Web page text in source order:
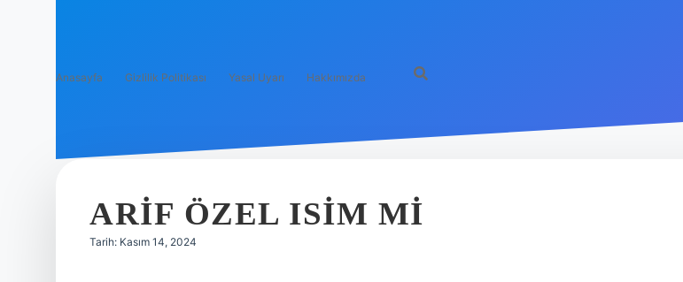
Anasayfa Gizlilik Politikası Yasal Uyarı Hakkımızda
ARIF ÖZEL ISIM MI
Tarih: Kasım 14, 2024